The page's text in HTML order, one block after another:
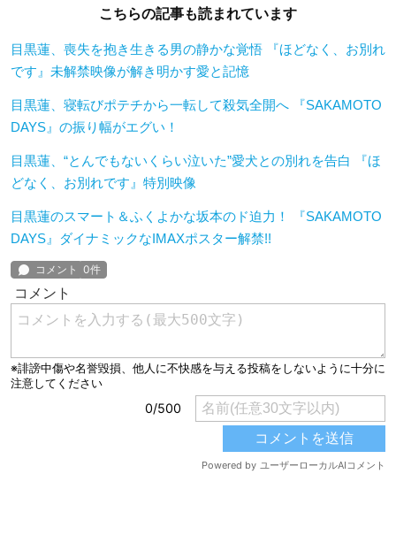
こちらの記事も読まれています
目黒蓮、喪失を抱き生きる男の静かな覚悟 『ほどなく、お別れ
です』未解禁映像が解き明かす愛と記憶
目黒蓮、寝転びポテチから一転して殺気全開へ 『SAKAMOTO
DAYS』の振り幅がエグい！
目黒蓮、“とんでもないくらい泣いた”愛犬との別れを告白 『ほ
どなく、お別れです』特別映像
目黒蓮のスマート＆ふくよかな坂本のド迫力！ 『SAKAMOTO
DAYS』ダイナミックなIMAXポスター解禁!!